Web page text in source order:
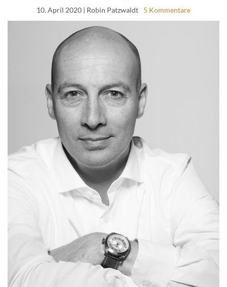
10. April 2020 | Robin Patzwaldt 5 Kommentare